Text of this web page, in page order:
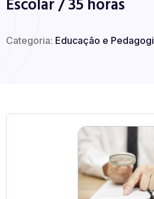
Escolar / 35 horas
Categoria: Educação e